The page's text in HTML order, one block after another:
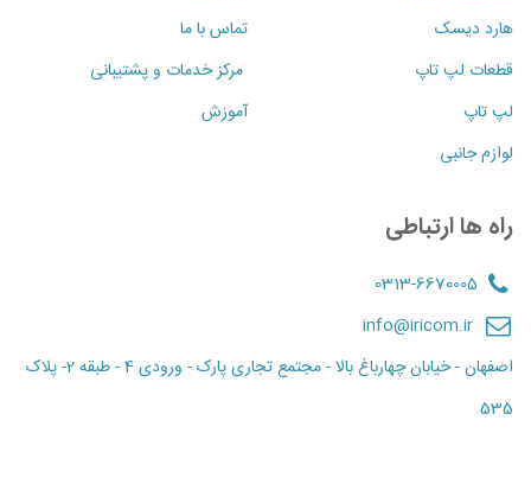
هارد دیسک
قطعات لپ تاپ
لپ تاپ
لوازم جانبی
تماس با ما
مرکز خدمات و پشتیبانی
آموزش
راه ها ارتباطی
0313-6670005
info@iricom.ir
اصفهان - خیابان چهارباغ بالا - مجتمع تجاری پارک - ورودی 4 - طبقه 2- پلاک
535